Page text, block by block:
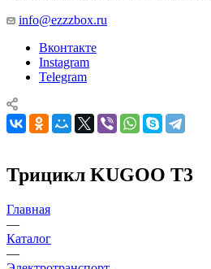
info@ezzzbox.ru
Вконтакте
Instagram
Telegram
Трицикл KUGOO T3
Главная
—
Каталог
—